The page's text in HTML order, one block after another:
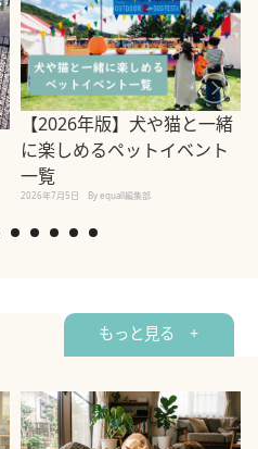
【2026年版】犬や猫と一緒
に楽しめるペットイベント
一覧
2026年7月5日 By equall編集部
もっと見る +